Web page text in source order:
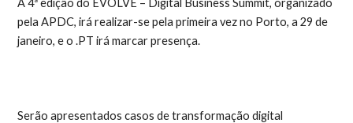
A 4ª edição do EVOLVE – Digital Business Summit, organizado
pela APDC, irá realizar-se pela primeira vez no Porto, a 29 de
janeiro, e o .PT irá marcar presença.
Serão apresentados casos de transformação digital